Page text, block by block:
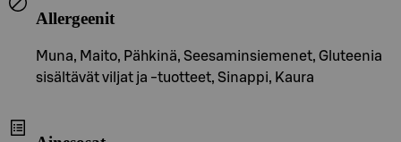
Allergeenit
Muna, Maito, Pähkinä, Seesaminsiemenet, Gluteenia
sisältävät viljat ja -tuotteet, Sinappi, Kaura